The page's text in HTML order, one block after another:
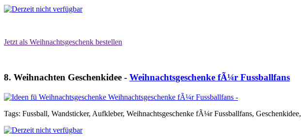
Jetzt als Weihnachtsgeschenk bestellen
8. Weihnachten Geschenkidee - Weihnachtsgeschenke fÃ¼r Fussballfans
Tags: Fussball, Wandsticker, Aufkleber, Weihnachtsgeschenke fÃ¼r Fussballfans, Geschenkidee,